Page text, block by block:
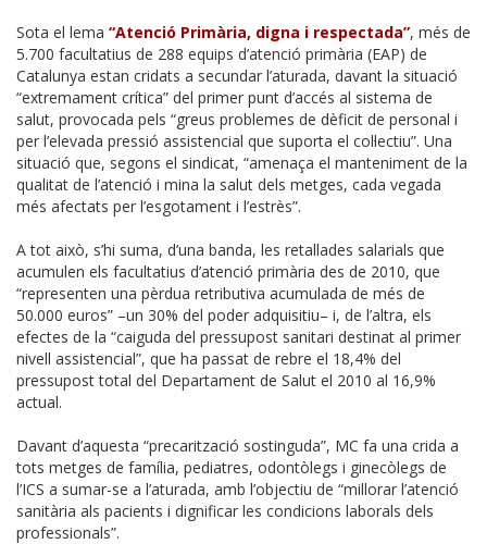
Sota el lema “Atenció Primària, digna i respectada”, més de
5.700 facultatius de 288 equips d’atenció primària (EAP) de
Catalunya estan cridats a secundar l’aturada, davant la situació
“extremament crítica” del primer punt d’accés al sistema de
salut, provocada pels “greus problemes de dèficit de personal i
per l’elevada pressió assistencial que suporta el col·lectiu”. Una
situació que, segons el sindicat, “amenaça el manteniment de la
qualitat de l’atenció i mina la salut dels metges, cada vegada
més afectats per l’esgotament i l’estrès”.
A tot això, s’hi suma, d’una banda, les retallades salarials que
acumulen els facultatius d’atenció primària des de 2010, que
“representen una pèrdua retributiva acumulada de més de
50.000 euros” –un 30% del poder adquisitiu– i, de l’altra, els
efectes de la “caiguda del pressupost sanitari destinat al primer
nivell assistencial”, que ha passat de rebre el 18,4% del
pressupost total del Departament de Salut el 2010 al 16,9%
actual.
Davant d’aquesta “precarització sostinguda”, MC fa una crida a
tots metges de família, pediatres, odontòlegs i ginecòlegs de
l’ICS a sumar-se a l’aturada, amb l’objectiu de “millorar l’atenció
sanitària als pacients i dignificar les condicions laborals dels
professionals”.